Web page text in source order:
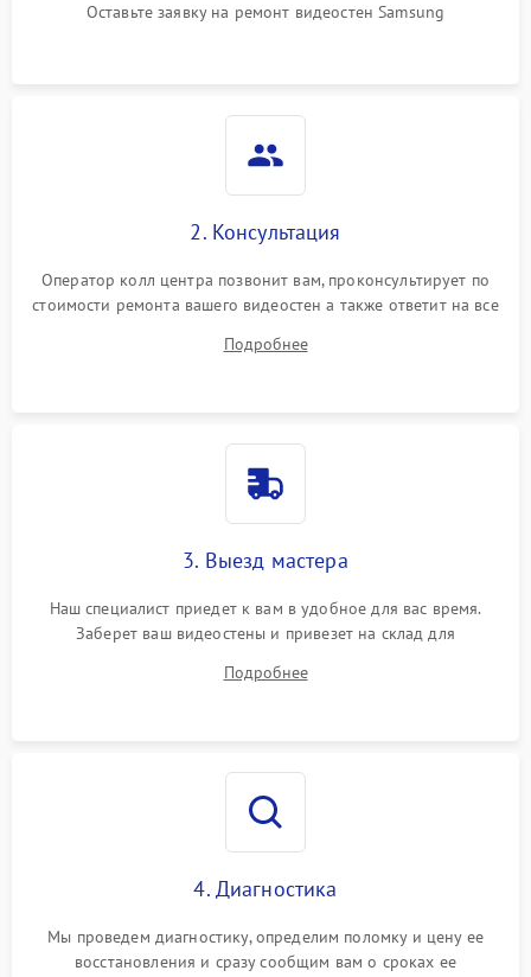
Оставьте заявку на ремонт видеостен Samsung
2. Консультация
Оператор колл центра позвонит вам, проконсультирует по
стоимости ремонта вашего видеостен а также ответит на все
Подробнее
3. Выезд мастера
Наш специалист приедет к вам в удобное для вас время.
Заберет ваш видеостены и привезет на склад для
Подробнее
4. Диагностика
Мы проведем диагностику, определим поломку и цену ее
восстановления и сразу сообщим вам о сроках ее